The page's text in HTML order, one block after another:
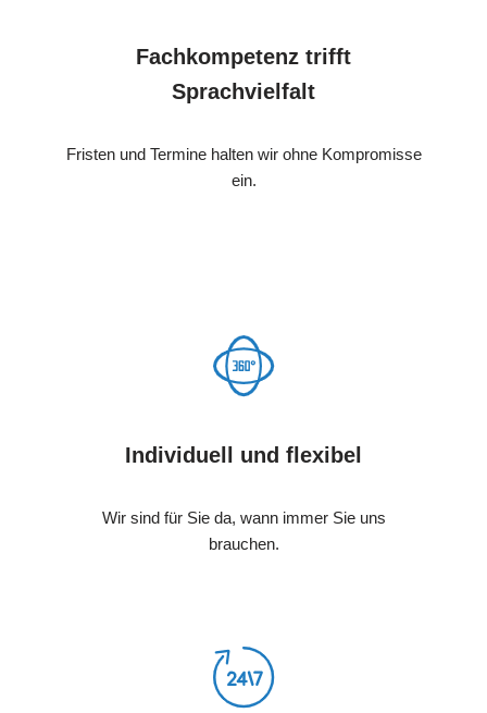
Fachkompetenz trifft
Sprachvielfalt
Fristen und Termine halten wir ohne Kompromisse
ein.
Individuell und flexibel
Wir sind für Sie da, wann immer Sie uns
brauchen.